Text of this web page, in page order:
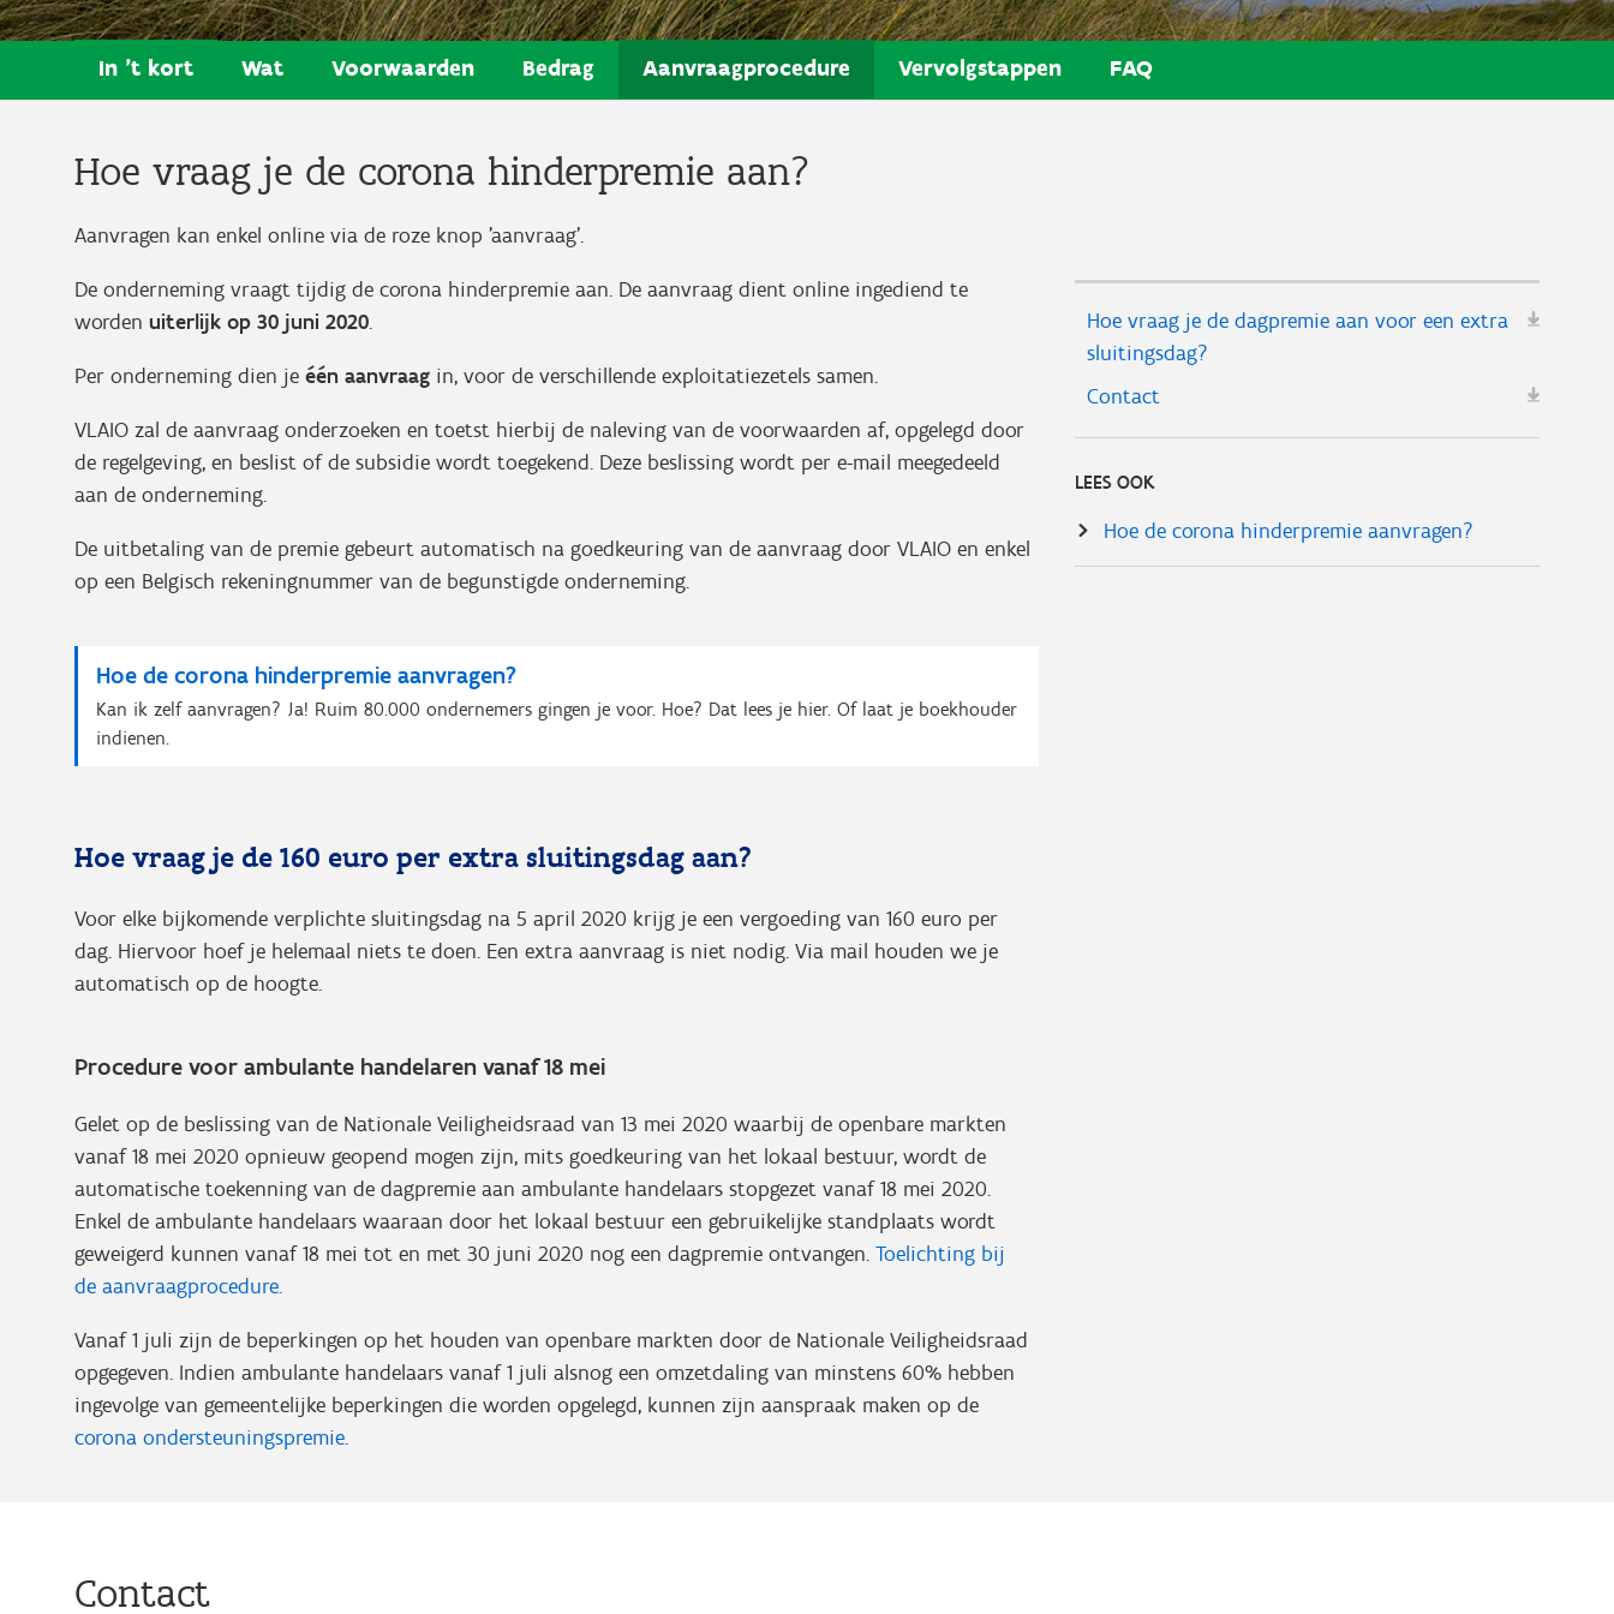
In 't kort Wat Voorwaarden Bedrag Aanvraagprocedure Vervolgstappen FAQ
Hoe vraag je de corona hinderpremie aan?
Aanvragen kan enkel online via de roze knop 'aanvraag'.
De onderneming vraagt tijdig de corona hinderpremie aan. De aanvraag dient online ingediend te
worden uiterlijk op 30 juni 2020.
Per onderneming dien je één aanvraag in, voor de verschillende exploitatiezetels samen.
VLAIO zal de aanvraag onderzoeken en toetst hierbij de naleving van de voorwaarden af, opgelegd door
de regelgeving, en beslist of de subsidie wordt toegekend. Deze beslissing wordt per e-mail meegedeeld
aan de onderneming.
De uitbetaling van de premie gebeurt automatisch na goedkeuring van de aanvraag door VLAIO en enkel
op een Belgisch rekeningnummer van de begunstigde onderneming.
Hoe de corona hinderpremie aanvragen?
Kan ik zelf aanvragen? Ja! Ruim 80.000 ondernemers gingen je voor. Hoe? Dat lees je hier. Of laat je boekhouder
indienen.
Hoe vraag je de 160 euro per extra sluitingsdag aan?
Voor elke bijkomende verplichte sluitingsdag na 5 april 2020 krijg je een vergoeding van 160 euro per
dag. Hiervoor hoef je helemaal niets te doen. Een extra aanvraag is niet nodig. Via mail houden we je
automatisch op de hoogte.
Procedure voor ambulante handelaren vanaf 18 mei
Gelet op de beslissing van de Nationale Veiligheidsraad van 13 mei 2020 waarbij de openbare markten
vanaf 18 mei 2020 opnieuw geopend mogen zijn, mits goedkeuring van het lokaal bestuur, wordt de
automatische toekenning van de dagpremie aan ambulante handelaars stopgezet vanaf 18 mei 2020.
Enkel de ambulante handelaars waaraan door het lokaal bestuur een gebruikelijke standplaats wordt
geweigerd kunnen vanaf 18 mei tot en met 30 juni 2020 nog een dagpremie ontvangen. Toelichting bij
de aanvraagprocedure.
Vanaf 1 juli zijn de beperkingen op het houden van openbare markten door de Nationale Veiligheidsraad
opgegeven. Indien ambulante handelaars vanaf 1 juli alsnog een omzetdaling van minstens 60% hebben
ingevolge van gemeentelijke beperkingen die worden opgelegd, kunnen zijn aanspraak maken op de
corona ondersteuningspremie.
Hoe vraag je de dagpremie aan voor een extra
sluitingsdag?
Contact
LEES OOK
Hoe de corona hinderpremie aanvragen?
Contact